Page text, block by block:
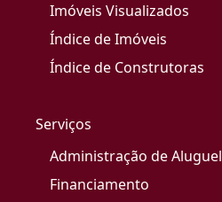
Imóveis Visualizados
Índice de Imóveis
Índice de Construtoras
Serviços
Administração de Aluguel
Financiamento